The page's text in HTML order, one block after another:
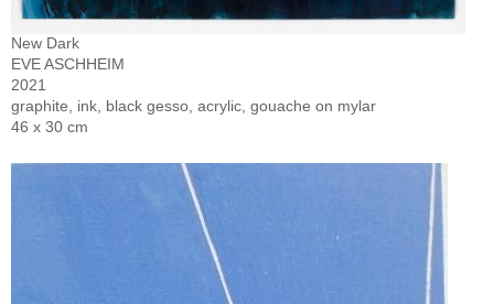
New Dark
EVE ASCHHEIM
2021
graphite, ink, black gesso, acrylic, gouache on mylar
46 x 30 cm